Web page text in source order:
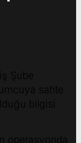
Şube
sahte
bilgisi
operasyonda